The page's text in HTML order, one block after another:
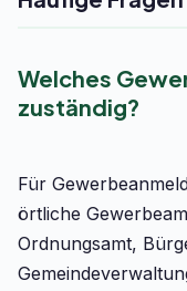
Welches
zuständig?
Für
örtliche
Ordnungsamt,